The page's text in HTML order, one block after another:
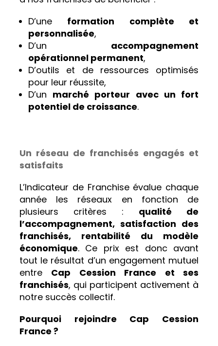
D’une formation complète et
personnalisée,
D’un accompagnement
opérationnel permanent,
D’outils et de ressources optimisés
pour leur réussite,
D’un marché porteur avec un fort
potentiel de croissance.
Un réseau de franchisés engagés et
satisfaits
L’Indicateur de Franchise évalue chaque
année les réseaux en fonction de
plusieurs critères : qualité de
l’accompagnement, satisfaction des
franchisés, rentabilité du modèle
économique. Ce prix est donc avant
tout le résultat d’un engagement mutuel
entre Cap Cession France et ses
franchisés, qui participent activement à
notre succès collectif.
Pourquoi rejoindre Cap Cession
France ?